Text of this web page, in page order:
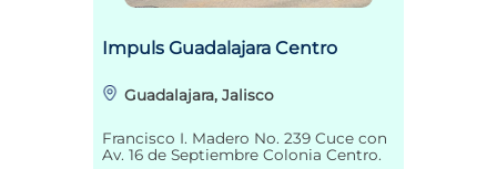
Impuls Guadalajara Centro
Guadalajara, Jalisco
Francisco I. Madero No. 239 Cuce con
Av. 16 de Septiembre Colonia Centro.